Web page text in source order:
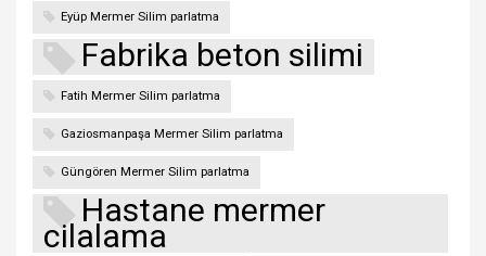
Eyüp Mermer Silim parlatma
Fabrika beton silimi
Fatih Mermer Silim parlatma
Gaziosmanpaşa Mermer Silim parlatma
Güngören Mermer Silim parlatma
Hastane mermer
cilalama